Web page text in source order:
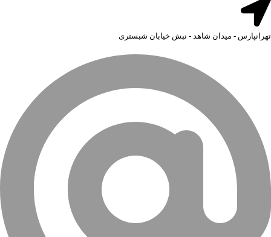
تهرانپارس - میدان شاهد - نبش خیابان شبستری